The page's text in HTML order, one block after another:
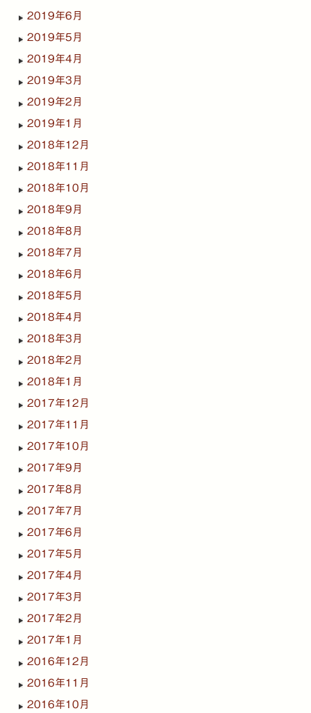
2019年6月
2019年5月
2019年4月
2019年3月
2019年2月
2019年1月
2018年12月
2018年11月
2018年10月
2018年9月
2018年8月
2018年7月
2018年6月
2018年5月
2018年4月
2018年3月
2018年2月
2018年1月
2017年12月
2017年11月
2017年10月
2017年9月
2017年8月
2017年7月
2017年6月
2017年5月
2017年4月
2017年3月
2017年2月
2017年1月
2016年12月
2016年11月
2016年10月